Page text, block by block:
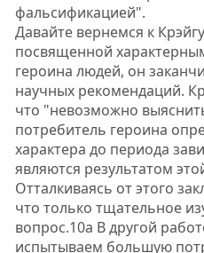
фальсификацией".
Давайте вернемся к
посвященной
героина людей, он
научных рекомендаций.
что "невозможно
потребитель героина
характера до периода
являются результатом
Отталкиваясь от этого
что только тщательное
вопрос.10a В другой
испытываем большую